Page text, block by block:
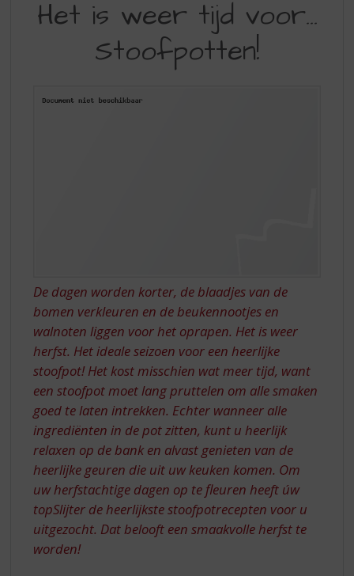
IS
VOOR…
Het is weer tijd voor…
Stoofpotten!
De dagen worden korter, de blaadjes van de
bomen verkleuren en de beukennootjes en
walnoten liggen voor het oprapen. Het is weer
herfst. Het ideale seizoen voor een heerlijke
stoofpot! Het kost misschien wat meer tijd, want
een stoofpot moet lang pruttelen om alle smaken
goed te laten intrekken. Echter wanneer alle
ingrediënten in de pot zitten, kunt u heerlijk
relaxen op de bank en alvast genieten van de
heerlijke geuren die uit uw keuken komen. Om
uw herfstachtige dagen op te fleuren heeft úw
topSlijter de heerlijkste stoofpotrecepten voor u
uitgezocht. Dat belooft een smaakvolle herfst te
worden!